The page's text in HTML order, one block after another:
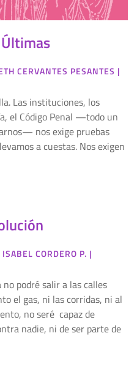
CERVANTES PESANTES |
Las instituciones, los
el Código Penal —todo un
nos exige pruebas
a cuestas. Nos exigen
CORDERO P. |
podré salir a las calles
el gas, ni las corridas, ni al
no seré capaz de
nadie, ni de ser parte de